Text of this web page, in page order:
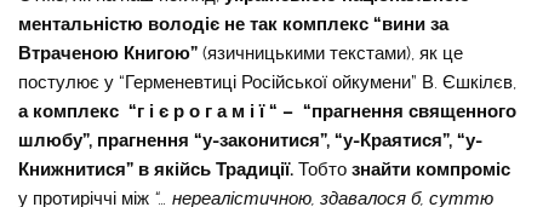
ментальністю володіє не так комплекс “вини за
Втраченою Книгою” (язичницькими текстами), як це
постулює у “Герменевтиці Російської ойкумени” В. Єшкілєв,
а комплекс “г і є р о г а м і ї “ – “прагнення священного
шлюбу”, прагнення “у-законитися”, “у-Краятися”, “у-
Книжнитися” в якійсь Традиції. Тобто знайти компроміс
у протиріччі між “… нереалістичною, здавалося б, суттю